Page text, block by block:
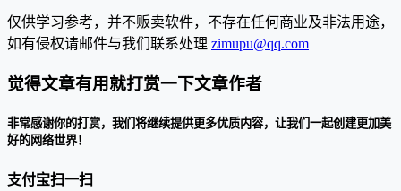
仅供学习参考，并不贩卖软件，不存在任何商业及非法用途，
如有侵权请邮件与我们联系处理 zimupu@qq.com
觉得文章有用就打赏一下文章作者
非常感谢你的打赏，我们将继续提供更多优质内容，让我们一起创建更加美
好的网络世界！
支付宝扫一扫